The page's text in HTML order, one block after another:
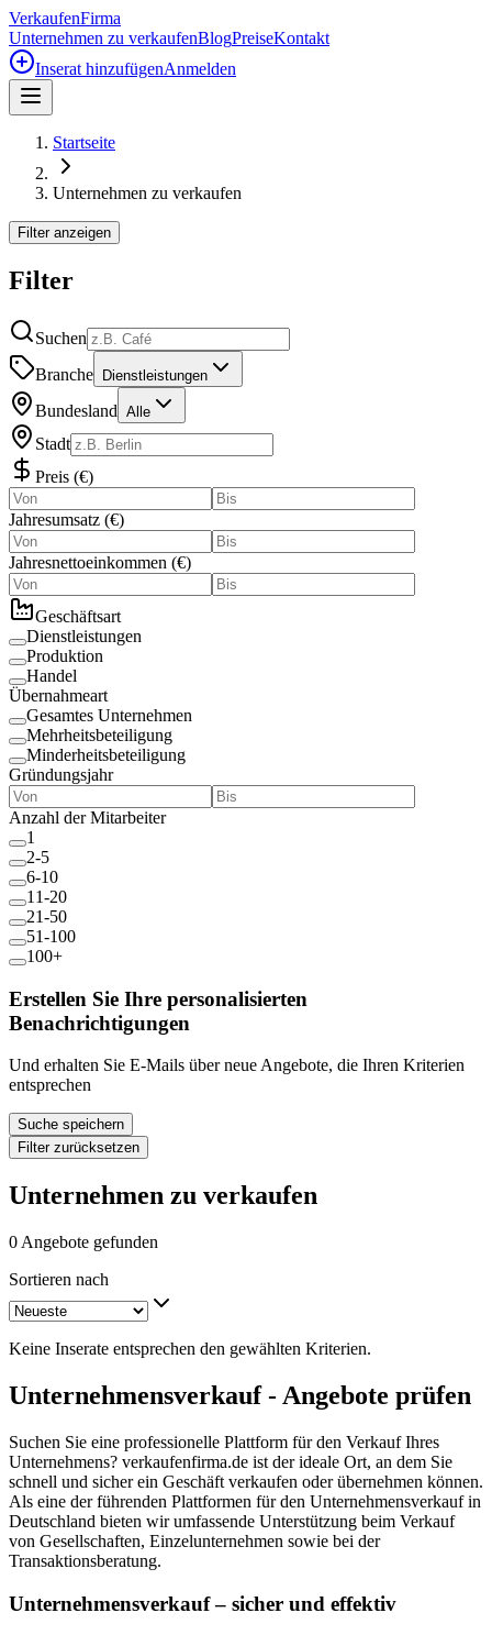
VerkaufenFirma
Unternehmen zu verkaufenBlogPreiseKontakt
Inserat hinzufügenAnmelden
Startseite
Unternehmen zu verkaufen
Filter anzeigen
Filter
Suchen
Branche
Dienstleistungen
Bundesland Alle
Stadt
Preis (€)
Jahresumsatz (€)
Jahresnettoeinkommen (€)
Geschäftsart
Dienstleistungen
Produktion
Handel
Übernahmeart
Gesamtes Unternehmen
Mehrheitsbeteiligung
Minderheitsbeteiligung
Gründungsjahr
Anzahl der Mitarbeiter
1
2-5
6-10
11-20
21-50
51-100
100+
Erstellen Sie Ihre personalisierten
Benachrichtigungen
Und erhalten Sie E-Mails über neue Angebote, die Ihren Kriterien
entsprechen
Suche speichern
Filter zurücksetzen
Unternehmen zu verkaufen
0 Angebote gefunden
Sortieren nach
Keine Inserate entsprechen den gewählten Kriterien.
Unternehmensverkauf - Angebote prüfen
Suchen Sie eine professionelle Plattform für den Verkauf Ihres
Unternehmens? verkaufenfirma.de ist der ideale Ort, an dem Sie
schnell und sicher ein Geschäft verkaufen oder übernehmen können.
Als eine der führenden Plattformen für den Unternehmensverkauf in
Deutschland bieten wir umfassende Unterstützung beim Verkauf
von Gesellschaften, Einzelunternehmen sowie bei der
Transaktionsberatung.
Unternehmensverkauf – sicher und effektiv